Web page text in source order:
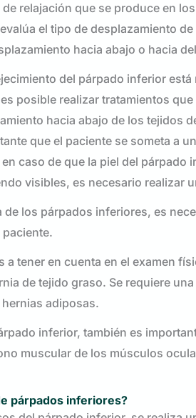
relajación que se produce en
el tipo de desplazamiento
hacia abajo o hacia
del párpado inferior
posible realizar tratamientos
hacia abajo de los tejidos
que el paciente se someta a
caso de que la piel del
visibles, es necesario realizar
de los párpados inferiores, es
a tener en cuenta en el examen
de tejido graso. Se requiere
adiposas.
inferior, también es
muscular de los músculos
párpados inferiores?